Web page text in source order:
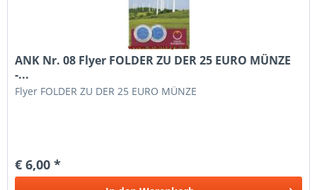
ANK Nr. 08 Flyer FOLDER ZU DER 25 EURO MÜNZE
-...
Flyer FOLDER ZU DER 25 EURO MÜNZE
€ 6,00 *